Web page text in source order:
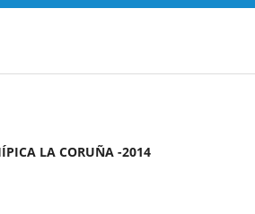
LA CORUÑA -2014